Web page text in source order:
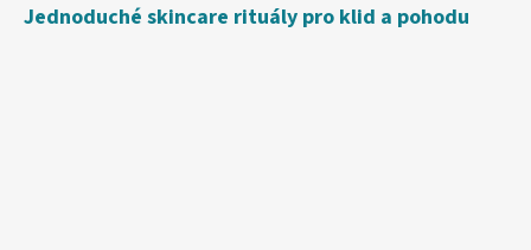
Jednoduché skincare rituály pro klid a pohodu